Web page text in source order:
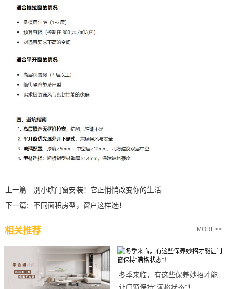
上一篇:
别小瞧门窗安装！它正悄悄改变你的生活
下一篇:
不同面积房型，窗户这样选！
相关推荐 MORE>>
冬季来临，有这些保养妙招才能